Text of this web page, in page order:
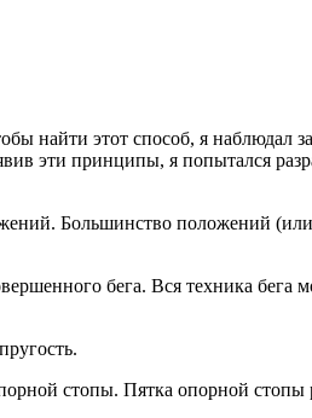
найти этот способ, я наблюдал
эти принципы, я попытался
Большинство положений
бега. Вся техника бега
стопы. Пятка опорной стопы